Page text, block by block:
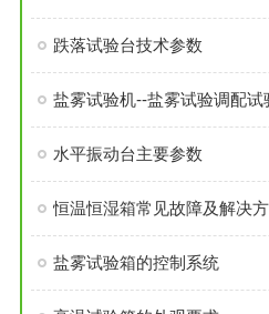
跌落试验台技术参数
盐雾试验机--盐雾试验调配试
水平振动台主要参数
恒温恒湿箱常见故障及解决
盐雾试验箱的控制系统